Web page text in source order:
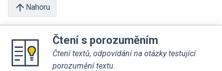
Nahoru
Čtení s porozuměním
Čtení textů, odpovídání na otázky testující
porozumění textu.